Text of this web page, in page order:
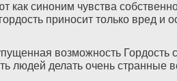
как синоним чувства
приносит только вред и
возможность
людей делать очень странные